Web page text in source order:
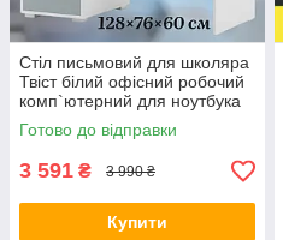
Стіл письмовий для школяра
Твіст білий офісний робочий
комп`ютерний для ноутбука
пк письмові столи шкільні
столик для навчання
Готово до відправки
3 591 ₴ 3 990 ₴
Купити